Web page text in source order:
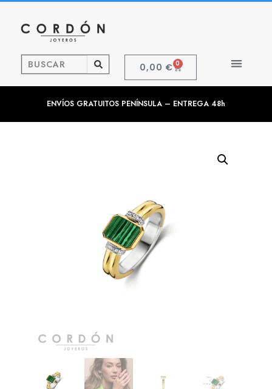
0,00 € 0
ENVÍOS GRATUITOS PENÍNSULA – ENTREGA 48h